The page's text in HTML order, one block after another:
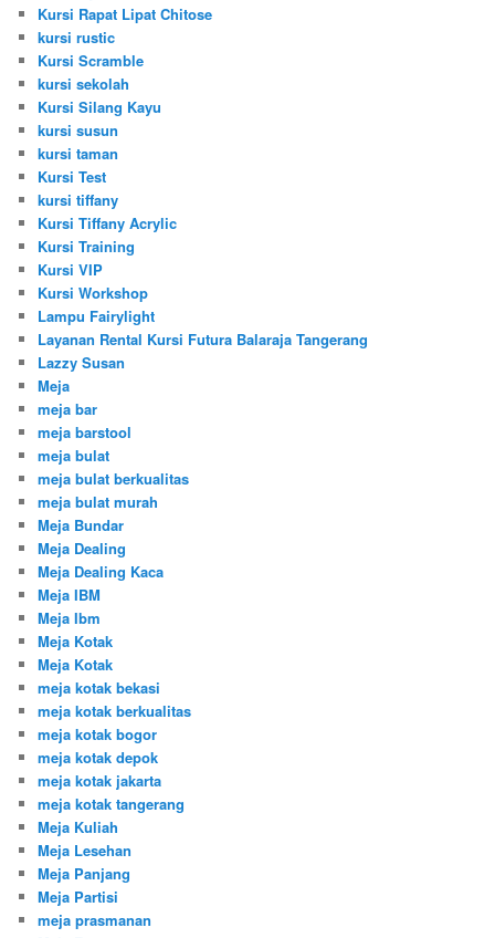
Kursi Rapat Lipat Chitose
kursi rustic
Kursi Scramble
kursi sekolah
Kursi Silang Kayu
kursi susun
kursi taman
Kursi Test
kursi tiffany
Kursi Tiffany Acrylic
Kursi Training
Kursi VIP
Kursi Workshop
Lampu Fairylight
Layanan Rental Kursi Futura Balaraja Tangerang
Lazzy Susan
Meja
meja bar
meja barstool
meja bulat
meja bulat berkualitas
meja bulat murah
Meja Bundar
Meja Dealing
Meja Dealing Kaca
Meja IBM
Meja Ibm
Meja Kotak
Meja Kotak
meja kotak bekasi
meja kotak berkualitas
meja kotak bogor
meja kotak depok
meja kotak jakarta
meja kotak tangerang
Meja Kuliah
Meja Lesehan
Meja Panjang
Meja Partisi
meja prasmanan